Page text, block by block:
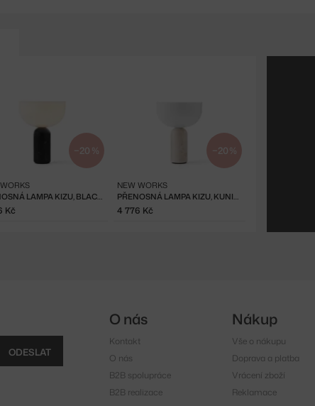
−20 %
PŘENOSNÁ LAMPA KIZU, BLACK MARBLE
Kč
−20 %
PŘENOSNÁ LAMPA KIZU, KUNIS BRECCIA
NEW WORKS
4 776 Kč
ODESLAT
O nás
Kontakt
O nás
B2B spolupráce
B2B realizace
Nákup
Vše o nákupu
Doprava a platba
Vrácení zboží
Reklamace